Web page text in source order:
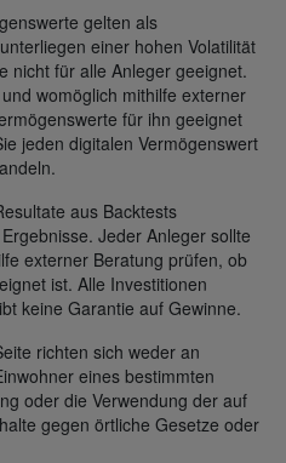
gelten als
einer hohen Volatilität
nicht für alle Anleger geeignet.
womöglich mithilfe externer
für ihn geeignet
jeden digitalen Vermögenswert
aus Backtests
Jeder Anleger sollte
externer Beratung prüfen, ob
ist. Alle Investitionen
keine Garantie auf Gewinne.
richten sich weder an
eines bestimmten
oder die Verwendung der auf
gegen örtliche Gesetze oder